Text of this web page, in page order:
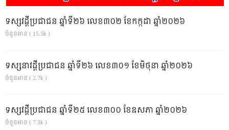
ទស្សវដ្តីប្រជាជន ឆ្នាំទី២៦ លេខ៣០២ ខែកក្កដា ឆ្នាំ២០២៦
ចំនួនអាន ( 15.5k )
ទស្សនាវដ្ដីប្រជាជន ឆ្នាំទី២៦ លេខ៣០១ ខែមិថុនា ឆ្នាំ២០២៦
ចំនួនអាន ( 2.7k )
ទស្សវដ្តីប្រជាជន ឆ្នាំទី២៥ លេខ៣០០ ខែឧសភា ឆ្នាំ២០២៦
ចំនួនអាន ( 7.3k )